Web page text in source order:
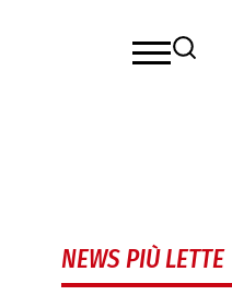
NEWS PIÙ LETTE